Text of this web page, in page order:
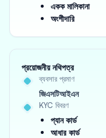
একক মালিকানা
অংশীদারি
প্রয়োজনীয় নথিপত্র
ব্যবসার প্রমাণ
জিএসটিআইএন
KYC বিবরণ
প্যান কার্ড
আধার কার্ড